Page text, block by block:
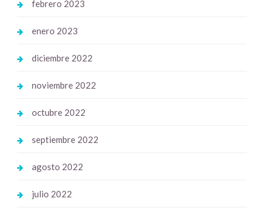
febrero 2023
enero 2023
diciembre 2022
noviembre 2022
octubre 2022
septiembre 2022
agosto 2022
julio 2022